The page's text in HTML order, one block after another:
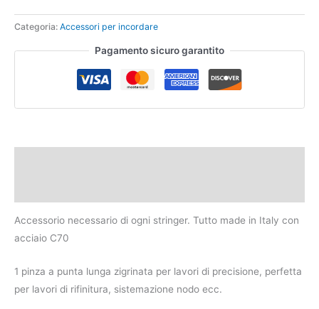
Categoria: Accessori per incordare
Pagamento sicuro garantito
Accessorio necessario di ogni stringer. Tutto made in Italy con
acciaio C70
1 pinza a punta lunga zigrinata per lavori di precisione, perfetta
per lavori di rifinitura, sistemazione nodo ecc.